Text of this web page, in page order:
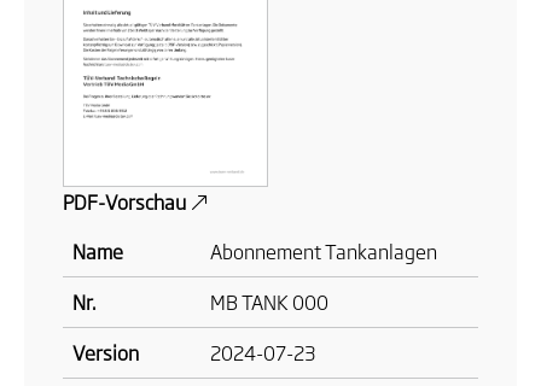
PDF-Vorschau
Name
Abonnement Tankanlagen
Nr.
MB TANK 000
Version
2024-07-23